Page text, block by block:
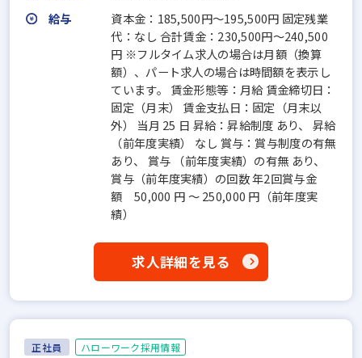
給与
資本金：185,500円〜195,500円 固定残業
代：なし 合計賃金：230,500円～240,500
円 ※フルタイム求人の場合は月額（換算
額）、パート求人の場合は時間額を表示し
ています。 賃金形態等：月給 賃金締切日：
固定（月末） 賃金支払日：固定（月末以
外） 当月 25 日 昇給：昇給制度 あり、 昇給
（前年度実績） なし 賞与：賞与制度の有無
あり、 賞与 （前年度実績）の有無 あり、
賞与（前年度実績）の回数 年2回賞与金
額 50,000 円 ～ 250,000 円（前年度実
績）
求人詳細を見る
正社員 ハローワーク採用情報